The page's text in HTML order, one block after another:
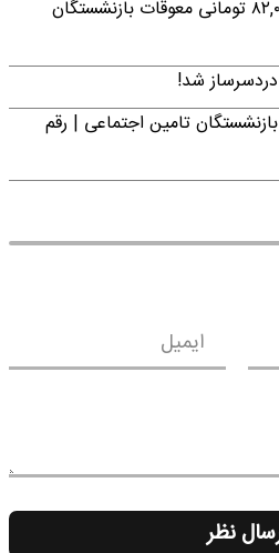
خبر فوری از واریز ۸۲,۰۰۰,۰۰۰,۰۰۰,۰۰۰ تومانی معوقات بازنشستگان
شد!
تامین اجتماعی | رقم
ایمیل
نظر